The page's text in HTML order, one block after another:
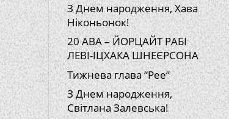
З Днем народження, Хава
Ніконьонок!
20 АВА – ЙОРЦАЙТ РАБІ
ЛЕВІ-ІЦХАКА ШНЕЄРСОНА
Тижнева глава “Рее”
З Днем народження,
Світлана Залевська!